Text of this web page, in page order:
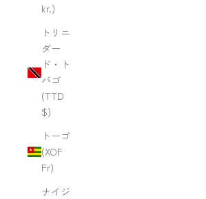
kr.)
トリニ
ダー
ド・ト
バゴ
(TTD
$)
トーゴ
(XOF
Fr)
ナイジ